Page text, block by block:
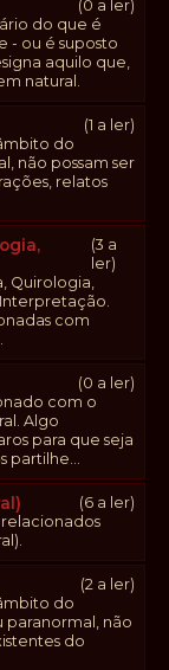
(0 a ler)
do que é
- ou é suposto
aquilo que,
natural.
(1 a ler)
do
não possam ser
relatos
(3 a
ler)
Quirologia,
com
(0 a ler)
com o
Algo
para que seja
(6 a ler)
(2 a ler)
do
paranormal, não
do